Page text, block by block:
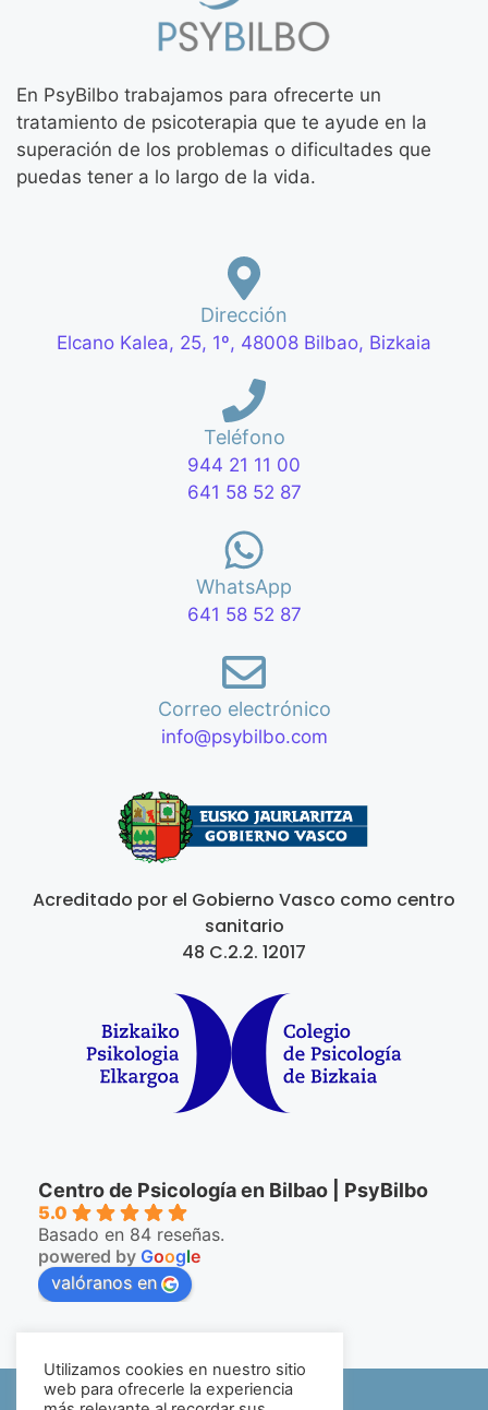
En PsyBilbo trabajamos para ofrecerte un
tratamiento de psicoterapia que te ayude en la
superación de los problemas o dificultades que
puedas tener a lo largo de la vida.
Dirección
Elcano Kalea, 25, 1º, 48008 Bilbao, Bizkaia
Teléfono
944 21 11 00
641 58 52 87
WhatsApp
641 58 52 87
Correo electrónico
info@psybilbo.com
Acreditado por el Gobierno Vasco como centro
sanitario
48 C.2.2. 12017
Centro de Psicología en Bilbao | PsyBilbo
5.0
Basado en 84 reseñas.
powered by Google
valóranos en
©2026 PsyBilbo
Utilizamos cookies en nuestro sitio
web para ofrecerle la experiencia